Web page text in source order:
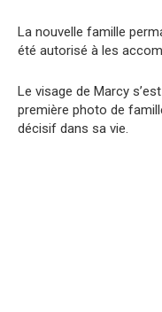
La nouvelle famille
été autorisé à les
Le visage de Marcy
première photo de
décisif dans sa vie.